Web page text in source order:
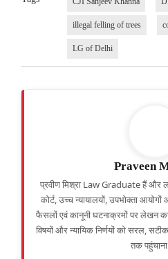
illegal felling of trees
LG of Delhi
Praveen
प्रवीण मिश्रा Law Graduate हैं और
कोर्ट, उच्च न्यायालयों, उपभोक्ता
फैसलों एवं कानूनी घटनाक्रमों पर लेखन
विषयों और न्यायिक निर्णयों को सरल,
तक